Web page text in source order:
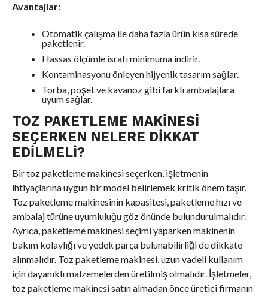
Avantajlar:
Otomatik çalışma ile daha fazla ürün kısa sürede
paketlenir.
Hassas ölçümle israfı minimuma indirir.
Kontaminasyonu önleyen hijyenik tasarım sağlar.
Torba, poşet ve kavanoz gibi farklı ambalajlara
uyum sağlar.
TOZ PAKETLEME MAKINESI
SEÇERKEN NELERE DIKKAT
EDILMELI?
Bir toz paketleme makinesi seçerken, işletmenin
ihtiyaçlarına uygun bir model belirlemek kritik önem taşır.
Toz paketleme makinesinin kapasitesi, paketleme hızı ve
ambalaj türüne uyumluluğu göz önünde bulundurulmalıdır.
Ayrıca, paketleme makinesi seçimi yaparken makinenin
bakım kolaylığı ve yedek parça bulunabilirliği de dikkate
alınmalıdır. Toz paketleme makinesi, uzun vadeli kullanım
için dayanıklı malzemelerden üretilmiş olmalıdır. İşletmeler,
toz paketleme makinesi satın almadan önce üretici firmanın